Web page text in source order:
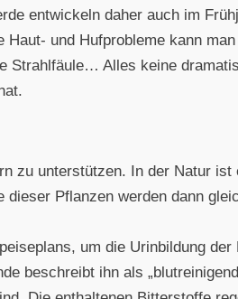
entwickeln daher auch im
und Hufprobleme kann
Strahlfäule… Alles keine
zu unterstützen. In der Natur
Pflanzen werden dann
um die Urinbildung
beschreibt ihn als